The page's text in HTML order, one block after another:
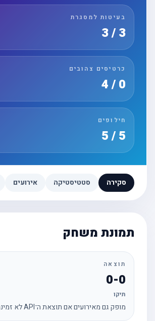
בעיטות למסגרת
3 / 3
כרטיסים צהובים
חילופים
סקירה סטטיסטיקה אירועים
תמונת משחק
תוצאה
0-0
תיקו
מופק גם מאירועים אם תוצאת ה־API לא זמינה